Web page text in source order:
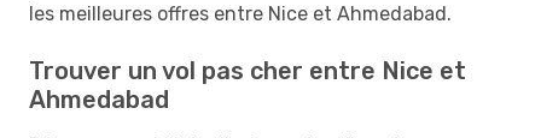
les meilleures offres entre Nice et Ahmedabad.
Trouver un vol pas cher entre Nice et
Ahmedabad